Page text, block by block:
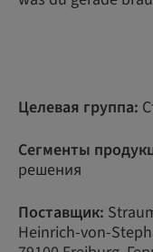
Целевая группа:
Сегменты
решения
Поставщик:
Heinrich-von-